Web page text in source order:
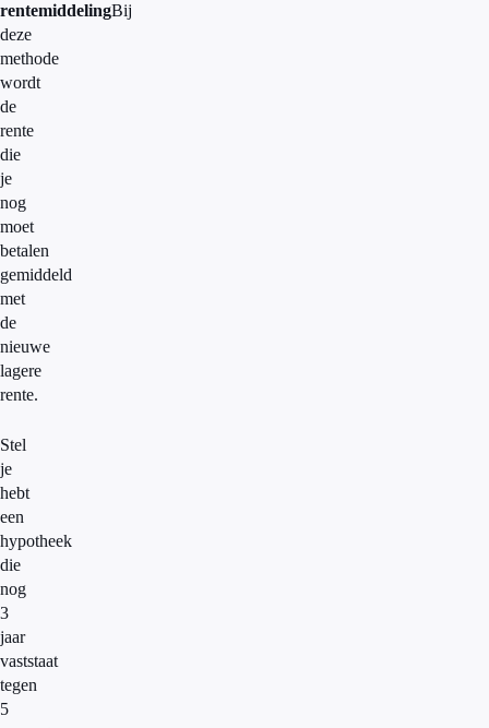
rentemiddelingBij
deze
methode
wordt
de
rente
die
je
nog
moet
betalen
gemiddeld
met
de
nieuwe
lagere
rente.
Stel
je
hebt
een
hypotheek
die
nog
3
jaar
vaststaat
tegen
5